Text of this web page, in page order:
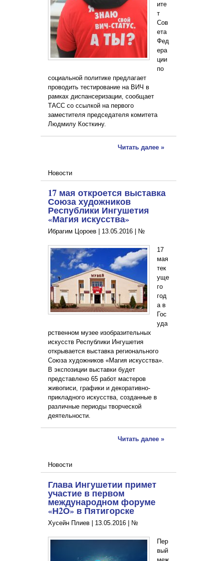
ите
т
Сов
ета
Фед
ера
ции
по
социальной политике предлагает
проводить тестирование на ВИЧ в
рамках диспансеризации, сообщает
ТАСС со ссылкой на первого
заместителя председателя комитета
Людмилу Косткину.
Читать далее »
Новости
17 мая откроется выставка
Союза художников
Республики Ингушетия
«Магия искусства»
Ибрагим Цороев | 13.05.2016 №
17
мая
тек
уще
го
год
а в
Гос
уда
рственном музее изобразительных
искусств Республики Ингушетия
открывается выставка регионального
Союза художников «Магия искусства».
В экспозиции выставки будет
представлено 65 работ мастеров
живописи, графики и декоративно-
прикладного искусства, созданные в
различные периоды творческой
деятельности.
Читать далее »
Новости
Глава Ингушетии примет
участие в первом
международном форуме
«Н2О» в Пятигорске
Хусейн Плиев | 13.05.2016 №
Пер
вый